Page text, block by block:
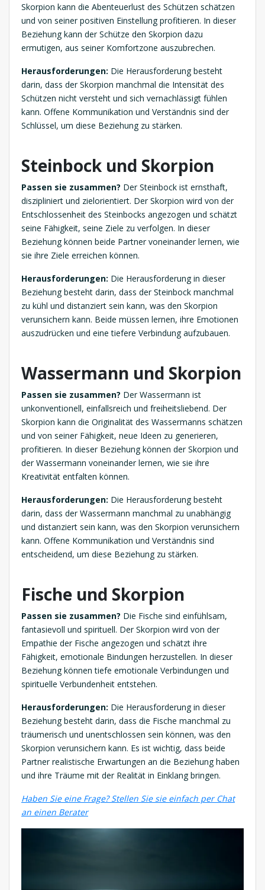
Skorpion kann die Abenteuerlust des Schützen schätzen
und von seiner positiven Einstellung profitieren. In dieser
Beziehung kann der Schütze den Skorpion dazu
ermutigen, aus seiner Komfortzone auszubrechen.
Herausforderungen: Die Herausforderung besteht
darin, dass der Skorpion manchmal die Intensität des
Schützen nicht versteht und sich vernachlässigt fühlen
kann. Offene Kommunikation und Verständnis sind der
Schlüssel, um diese Beziehung zu stärken.
Steinbock und Skorpion
Passen sie zusammen? Der Steinbock ist ernsthaft,
diszipliniert und zielorientiert. Der Skorpion wird von der
Entschlossenheit des Steinbocks angezogen und schätzt
seine Fähigkeit, seine Ziele zu verfolgen. In dieser
Beziehung können beide Partner voneinander lernen, wie
sie ihre Ziele erreichen können.
Herausforderungen: Die Herausforderung in dieser
Beziehung besteht darin, dass der Steinbock manchmal
zu kühl und distanziert sein kann, was den Skorpion
verunsichern kann. Beide müssen lernen, ihre Emotionen
auszudrücken und eine tiefere Verbindung aufzubauen.
Wassermann und Skorpion
Passen sie zusammen? Der Wassermann ist
unkonventionell, einfallsreich und freiheitsliebend. Der
Skorpion kann die Originalität des Wassermanns schätzen
und von seiner Fähigkeit, neue Ideen zu generieren,
profitieren. In dieser Beziehung können der Skorpion und
der Wassermann voneinander lernen, wie sie ihre
Kreativität entfalten können.
Herausforderungen: Die Herausforderung besteht
darin, dass der Wassermann manchmal zu unabhängig
und distanziert sein kann, was den Skorpion verunsichern
kann. Offene Kommunikation und Verständnis sind
entscheidend, um diese Beziehung zu stärken.
Fische und Skorpion
Passen sie zusammen? Die Fische sind einfühlsam,
fantasievoll und spirituell. Der Skorpion wird von der
Empathie der Fische angezogen und schätzt ihre
Fähigkeit, emotionale Bindungen herzustellen. In dieser
Beziehung können tiefe emotionale Verbindungen und
spirituelle Verbundenheit entstehen.
Herausforderungen: Die Herausforderung in dieser
Beziehung besteht darin, dass die Fische manchmal zu
träumerisch und unentschlossen sein können, was den
Skorpion verunsichern kann. Es ist wichtig, dass beide
Partner realistische Erwartungen an die Beziehung haben
und ihre Träume mit der Realität in Einklang bringen.
Haben Sie eine Frage? Stellen Sie sie einfach per Chat
an einen Berater